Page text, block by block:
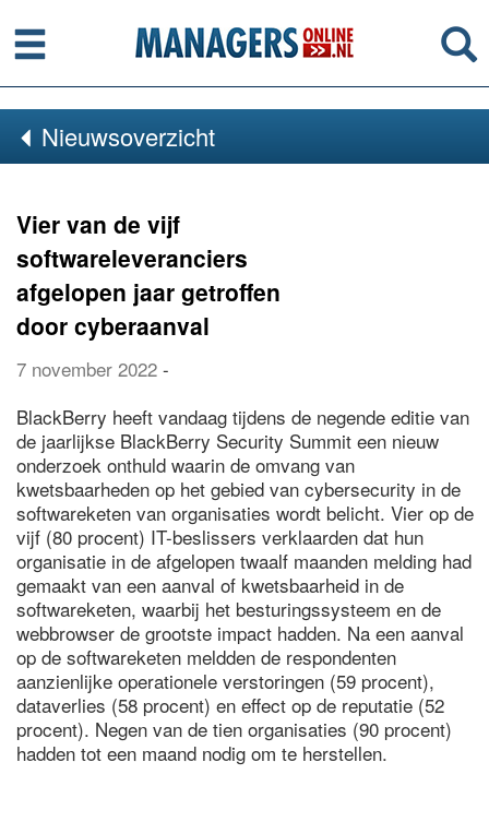
Menu
Nieuwsoverzicht
Vier van de vijf
softwareleveranciers
afgelopen jaar getroffen
door cyberaanval
7 november 2022 -
BlackBerry heeft vandaag tijdens de negende editie van
de jaarlijkse BlackBerry Security Summit een nieuw
onderzoek onthuld waarin de omvang van
kwetsbaarheden op het gebied van cybersecurity in de
softwareketen van organisaties wordt belicht. Vier op de
vijf (80 procent) IT-beslissers verklaarden dat hun
organisatie in de afgelopen twaalf maanden melding had
gemaakt van een aanval of kwetsbaarheid in de
softwareketen, waarbij het besturingssysteem en de
webbrowser de grootste impact hadden. Na een aanval
op de softwareketen meldden de respondenten
aanzienlijke operationele verstoringen (59 procent),
dataverlies (58 procent) en effect op de reputatie (52
procent). Negen van de tien organisaties (90 procent)
hadden tot een maand nodig om te herstellen.